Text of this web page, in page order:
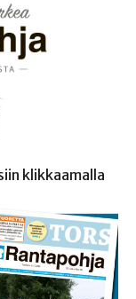
klikkaamalla